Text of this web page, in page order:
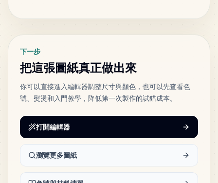
F25
B3
MARD• MARD_B3
G20
MARD•MARD_G20
F14 150
4 %
下一步
把這張圖紙真正做出來
你可以直接進入編輯器調整尺寸與顏色，也可以先查看色
號、熨燙和入門教學，降低第一次製作的試錯成本。
打開編輯器
瀏覽更多圖紙